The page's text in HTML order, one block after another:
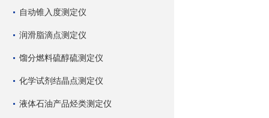
自动锥入度测定仪
润滑脂滴点测定仪
馏分燃料硫醇硫测定仪
化学试剂结晶点测定仪
液体石油产品烃类测定仪